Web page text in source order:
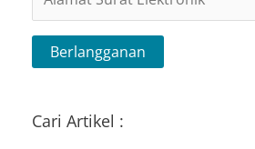
Surat
Elektronik
Berlangganan
Cari Artikel :